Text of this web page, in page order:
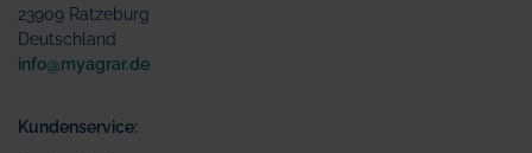
23909 Ratzeburg
Deutschland
info@myagrar.de
Kundenservice: